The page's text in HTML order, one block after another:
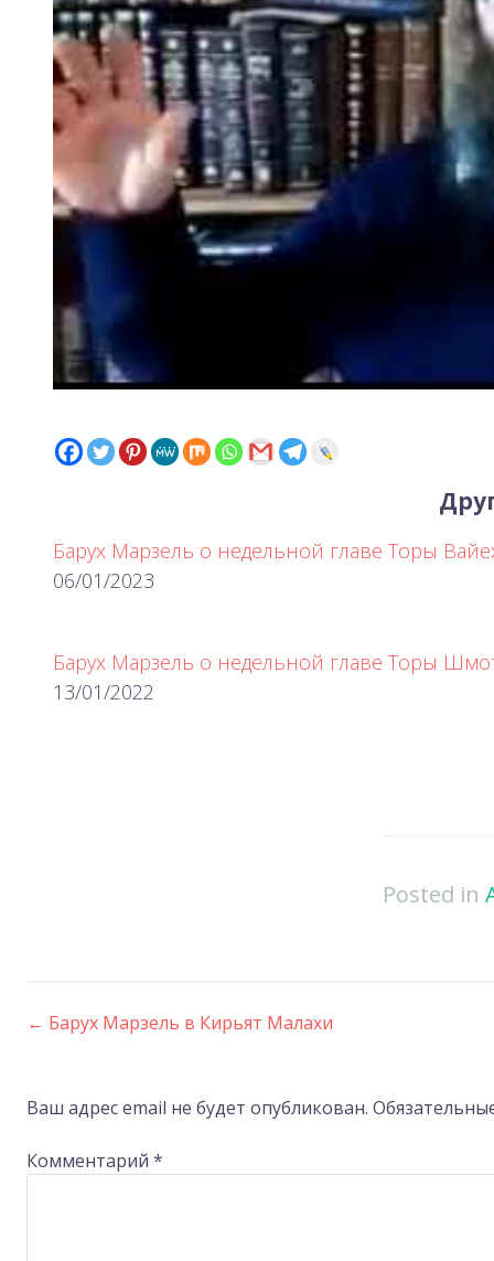
Барух Марзель о недельной главе Торы
06/01/2023
Барух Марзель о недельной главе Торы
13/01/2022
Posted in
Post
navigation
← Барух Марзель в Кирьят Малахи
Ваш адрес email не будет опубликован.
Комментарий *